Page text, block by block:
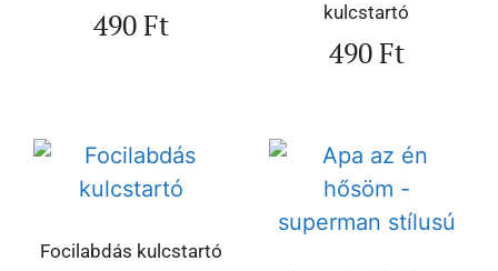
490Ft
kulcstartó
490Ft
Focilabdás kulcstartó